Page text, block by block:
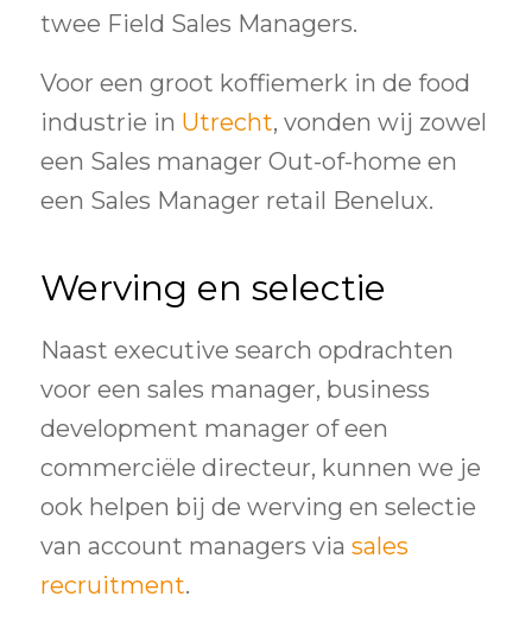
twee Field Sales Managers.
Voor een groot koffiemerk in de food
industrie in Utrecht, vonden wij zowel
een Sales manager Out-of-home en
een Sales Manager retail Benelux.
Werving en selectie
Naast executive search opdrachten
voor een sales manager, business
development manager of een
commerciële directeur, kunnen we je
ook helpen bij de werving en selectie
van account managers via sales
recruitment.